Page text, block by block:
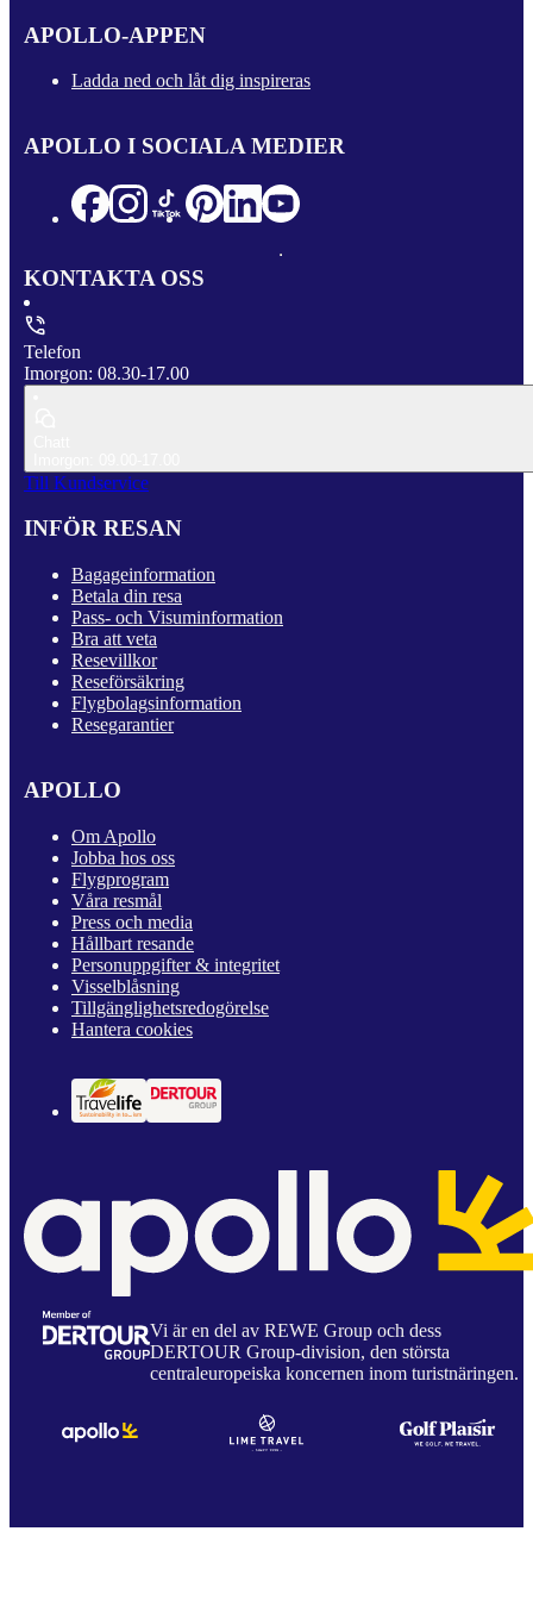
APOLLO-APPEN
Ladda ned och låt dig inspireras
APOLLO I SOCIALA MEDIER
KONTAKTA OSS
Telefon
Imorgon: 08.30-17.00
Till Kundservice
INFÖR RESAN
Bagageinformation
Betala din resa
Pass- och Visuminformation
Bra att veta
Resevillkor
Reseförsäkring
Flygbolagsinformation
Resegarantier
APOLLO
Om Apollo
Jobba hos oss
Flygprogram
Våra resmål
Press och media
Hållbart resande
Personuppgifter & integritet
Visselblåsning
Tillgänglighetsredogörelse
Hantera cookies
Vi är en del av REWE Group och dess
DERTOUR Group-division, den största
centraleuropeiska koncernen inom turistnäringen.